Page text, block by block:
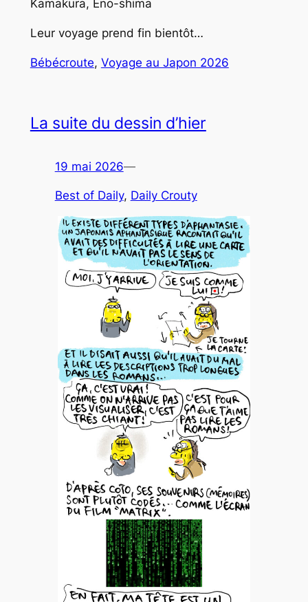
Kamakura, Eno-shima
Leur voyage prend fin bientôt…
Bébécroute, Voyage au Japon 2026
La suite du dessin d’hier
19 mai 2026—
Best of Daily, Daily Crouty